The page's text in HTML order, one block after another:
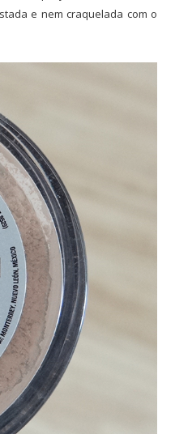
e nem craquelada com o